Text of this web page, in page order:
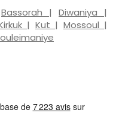
Bassorah | Diwaniya |
| Kut | Mossoul |